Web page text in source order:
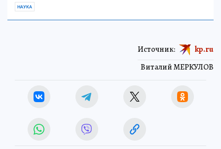
НАУКА
Виталий МЕРКУЛОВ
Источник: kp.ru